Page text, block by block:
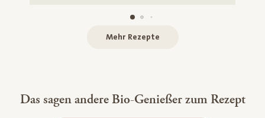
Mehr Rezepte
Das sagen andere Bio-Genießer zum Rezept